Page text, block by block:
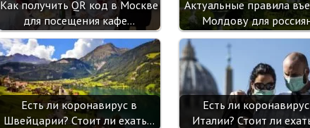
Как получить QR код в Москве
для посещения кафе…
Актуальные правила
Молдову для
Есть ли коронавирус в
Швейцарии? Стоит ли ехать…
Есть ли
Италии? Стоит ли